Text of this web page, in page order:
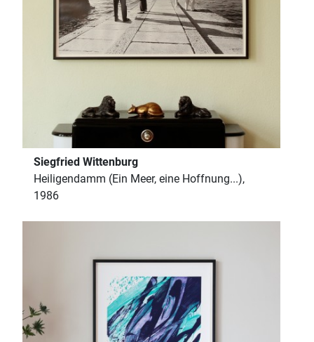
Siegfried Wittenburg
Heiligendamm (Ein Meer, eine Hoffnung...),
1986